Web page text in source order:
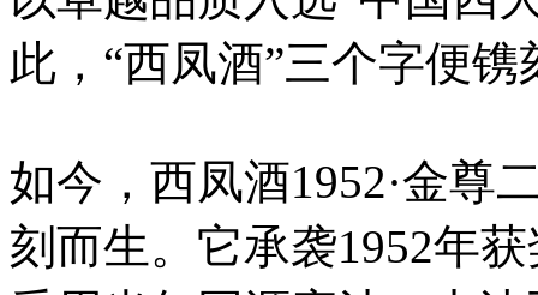
此，“西凤酒”三个字便
如今，西凤酒1952·金尊
刻而生。它承袭1952年